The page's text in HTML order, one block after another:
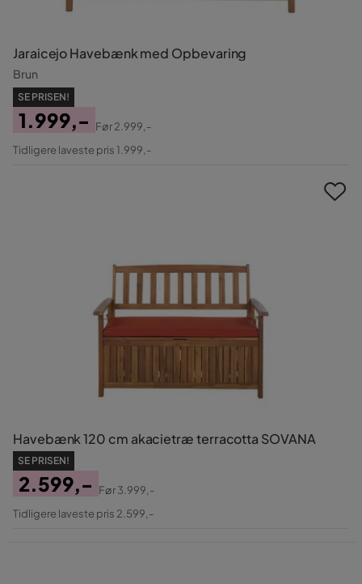
Jaraicejo Havebænk med Opbevaring
Brun
SE PRISEN!
Pris
1.999,-
Original
Før2.999,-
Tidligere laveste pris 1.999,-
Havebænk 120 cm akacietræ terracotta SOVANA
SE PRISEN!
Pris
2.599,-
Original
Før3.999,-
Tidligere laveste pris 2.599,-